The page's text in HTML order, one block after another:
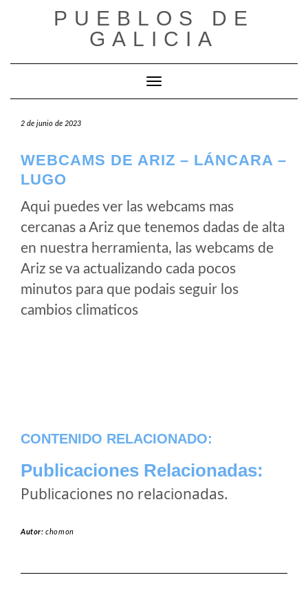
PUEBLOS DE
GALICIA
Cambiar modo de navegación
2 de junio de 2023
WEBCAMS DE ARIZ – LÁNCARA –
LUGO
Aqui puedes ver las webcams mas
cercanas a Ariz que tenemos dadas de alta
en nuestra herramienta, las webcams de
Ariz se va actualizando cada pocos
minutos para que podais seguir los
cambios climaticos
CONTENIDO RELACIONADO:
Publicaciones Relacionadas:
Publicaciones no relacionadas.
Autor:chomon